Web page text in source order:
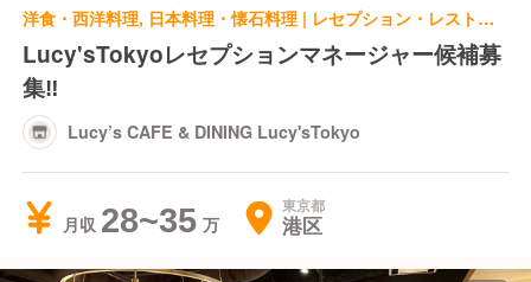
洋食・西洋料理, 日本料理・懐石料理 | レセプション・レストランレセプション | Lucy’s CAFE & DINING Lucy'sTokyo
Lucy'sTokyoレセプションマネージャー候補募
集‼
Lucy’s CAFE & DINING Lucy'sTokyo
月収 28~35 東京都
港区